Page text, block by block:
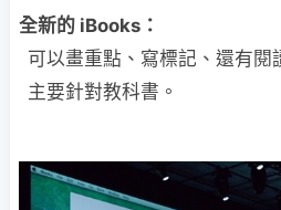
全新的 iBooks：
可以畫重點、寫標記、還有閱
主要針對教科書。